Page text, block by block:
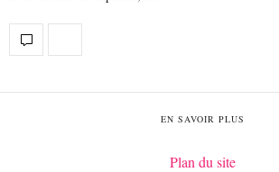
EN SAVOIR PLUS
Plan du site